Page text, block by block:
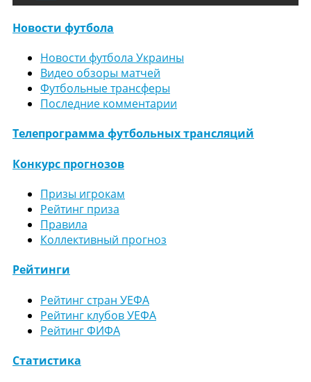
Новости футбола
Новости футбола Украины
Видео обзоры матчей
Футбольные трансферы
Последние комментарии
Телепрограмма футбольных трансляций
Конкурс прогнозов
Призы игрокам
Рейтинг приза
Правила
Коллективный прогноз
Рейтинги
Рейтинг стран УЕФА
Рейтинг клубов УЕФА
Рейтинг ФИФА
Статистика